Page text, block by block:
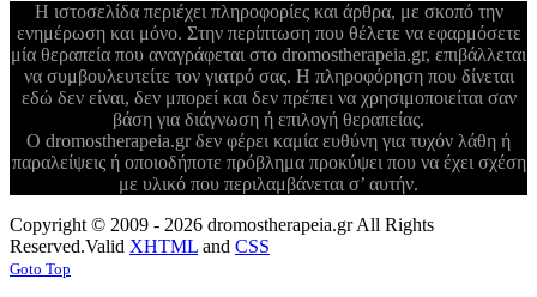
Η ιστοσελίδα περιέχει πληροφορίες και άρθρα, με σκοπό την
ενημέρωση και μόνο. Στην περίπτωση που θέλετε να εφαρμόσετε
μία θεραπεία που αναγράφεται στο dromostherapeia.gr, επιβάλλεται
να συμβουλευτείτε τον γιατρό σας. Η πληροφόρηση που δίνεται
εδώ δεν είναι, δεν μπορεί και δεν πρέπει να χρησιμοποιείται σαν
βάση για διάγνωση ή επιλογή θεραπείας.
Ο dromostherapeia.gr δεν φέρει καμία ευθύνη για τυχόν λάθη ή
παραλείψεις ή οποιοδήποτε πρόβλημα προκύψει που να έχει σχέση
με υλικό που περιλαμβάνεται σ’ αυτήν.
Copyright © 2009 - 2026 dromostherapeia.gr All Rights
Reserved.Valid XHTML and CSS
Goto Top